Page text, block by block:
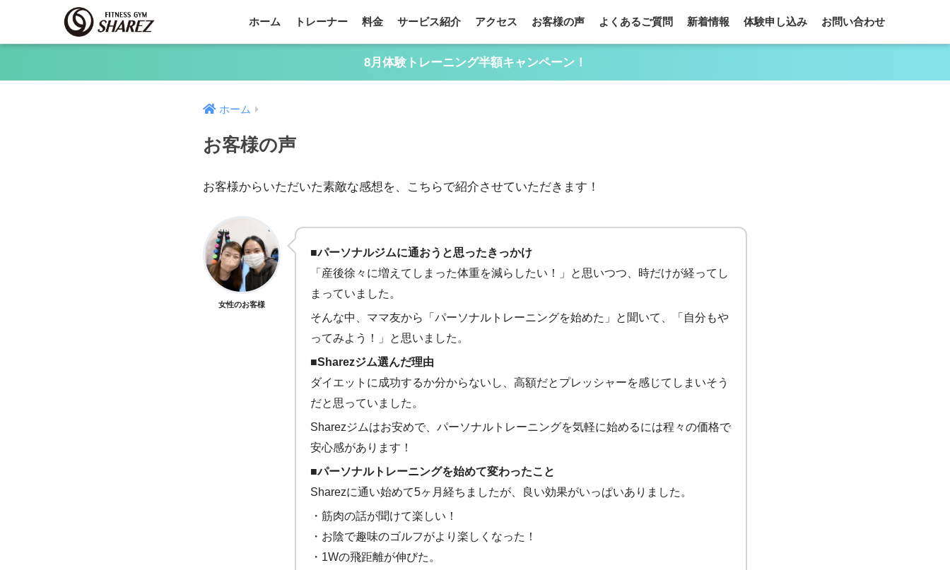
ホーム トレーナー 料金 サービス紹介 アクセス お客様の声 よくあるご質問 新着情報 体験申し込み お問い合わせ
8月体験トレーニング半額キャンペーン！
ホーム
お客様の声
お客様からいただいた素敵な感想を、こちらで紹介させていただきます！
女性のお客様
■パーソナルジムに通おうと思ったきっかけ
「産後徐々に増えてしまった体重を減らしたい！」と思いつつ、時だけが経ってし
まっていました。
そんな中、ママ友から「パーソナルトレーニングを始めた」と聞いて、「自分もや
ってみよう！」と思いました。
■Sharezジム選んだ理由
ダイエットに成功するか分からないし、高額だとプレッシャーを感じてしまいそう
だと思っていました。
Sharezジムはお安めで、パーソナルトレーニングを気軽に始めるには程々の価格で
安心感があります！
■パーソナルトレーニングを始めて変わったこと
Sharezに通い始めて5ヶ月経ちましたが、良い効果がいっぱいありました。
・筋肉の話が聞けて楽しい！
・お陰で趣味のゴルフがより楽しくなった！
・1Wの飛距離が伸びた。